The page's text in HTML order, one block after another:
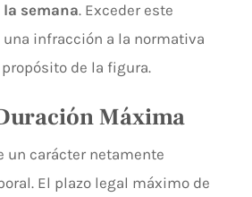
semana. Exceder este
infracción a la normativa
de la figura.
Máxima
un carácter netamente
El plazo legal máximo de